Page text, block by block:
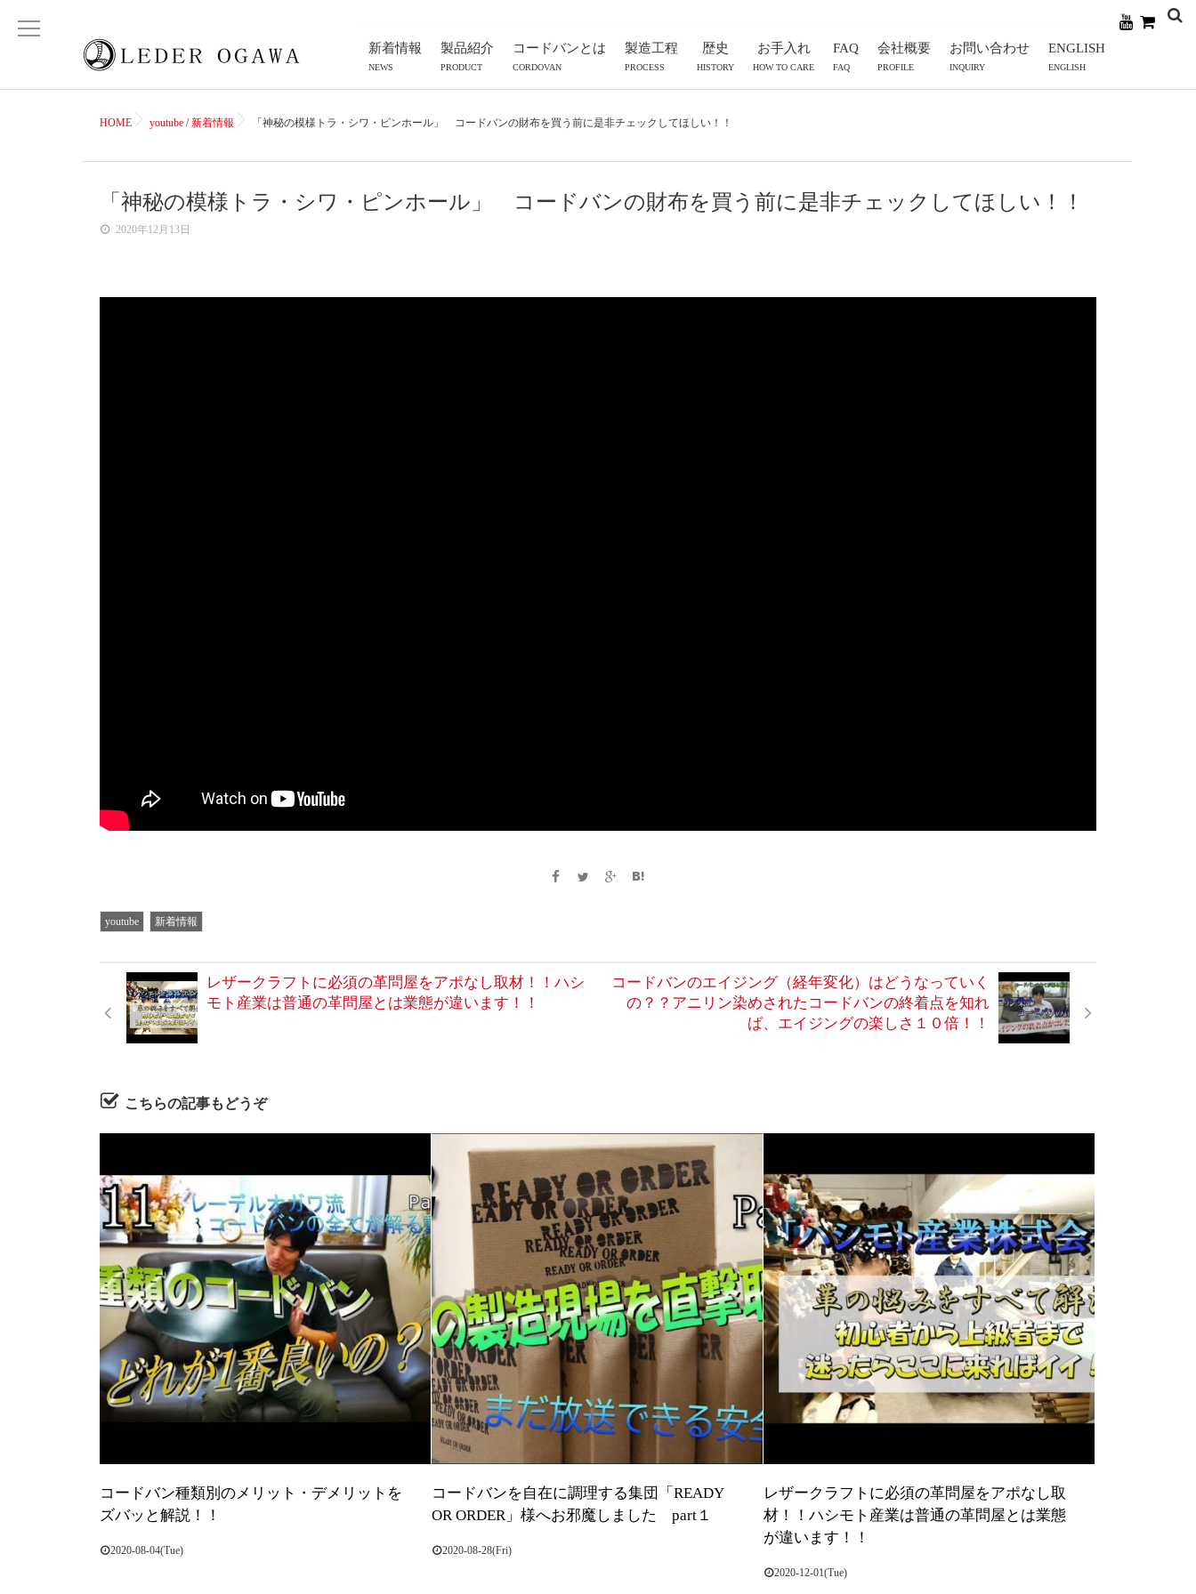
新着情報
NEWS
製品紹介
PRODUCT
コードバンとは
CORDOVAN
製造工程
PROCESS
歴史
HISTORY
お手入れ
HOW TO CARE
FAQ
FAQ
会社概要
PROFILE
お問い合わせ
INQUIRY
ENGLISH
ENGLISH
HOME youtube /新着情報 「神秘の模様トラ・シワ・ピンホール」 コードバンの財布を買う前に是非チェックしてほしい！！
「神秘の模様トラ・シワ・ピンホール」 コードバンの財布を買う前に是非チェックしてほしい！！
2020年12月13日
youtube 新着情報
レザークラフトに必須の革問屋をアポなし取材！！ハシ
モト産業は普通の革問屋とは業態が違います！！
コードバンのエイジング（経年変化）はどうなっていく
の？？アニリン染めされたコードバンの終着点を知れ
ば、エイジングの楽しさ１０倍！！
こちらの記事もどうぞ
コードバン種類別のメリット・デメリットを
ズバッと解説！！
2020-08-04(Tue)
コードバンを自在に調理する集団「READY
OR ORDER」様へお邪魔しました part１
2020-08-28(Fri)
レザークラフトに必須の革問屋をアポなし取
材！！ハシモト産業は普通の革問屋とは業態
が違います！！
2020-12-01(Tue)